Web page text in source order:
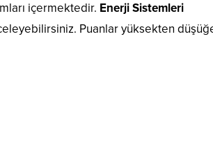
içermektedir. Enerji Sistemleri
Puanlar yüksekten